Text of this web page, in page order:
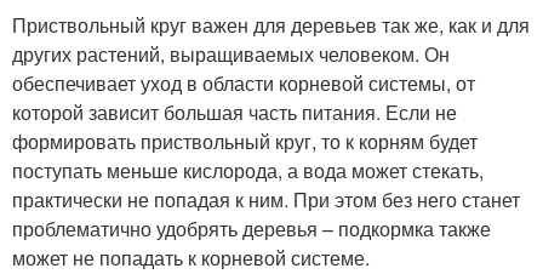
Приствольный круг важен для деревьев так же, как и для
других растений, выращиваемых человеком. Он
обеспечивает уход в области корневой системы, от
которой зависит большая часть питания. Если не
формировать приствольный круг, то к корням будет
поступать меньше кислорода, а вода может стекать,
практически не попадая к ним. При этом без него станет
проблематично удобрять деревья – подкормка также
может не попадать к корневой системе.